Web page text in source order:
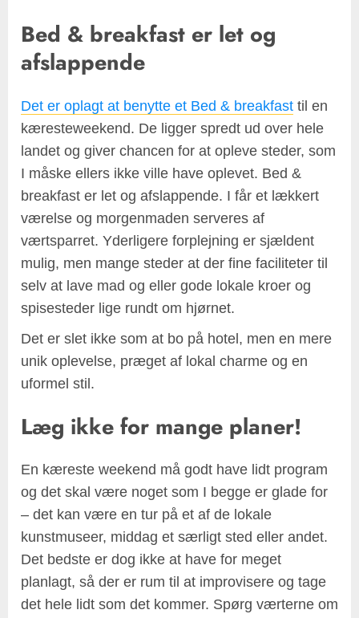
Bed & breakfast er let og
afslappende
Det er oplagt at benytte et Bed & breakfast til en
kæresteweekend. De ligger spredt ud over hele
landet og giver chancen for at opleve steder, som
I måske ellers ikke ville have oplevet. Bed &
breakfast er let og afslappende. I får et lækkert
værelse og morgenmaden serveres af
værtsparret. Yderligere forplejning er sjældent
mulig, men mange steder at der fine faciliteter til
selv at lave mad og eller gode lokale kroer og
spisesteder lige rundt om hjørnet.
Det er slet ikke som at bo på hotel, men en mere
unik oplevelse, præget af lokal charme og en
uformel stil.
Læg ikke for mange planer!
En kæreste weekend må godt have lidt program
og det skal være noget som I begge er glade for
– det kan være en tur på et af de lokale
kunstmuseer, middag et særligt sted eller andet.
Det bedste er dog ikke at have for meget
planlagt, så der er rum til at improvisere og tage
det hele lidt som det kommer. Spørg værterne om